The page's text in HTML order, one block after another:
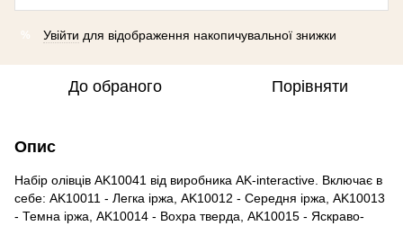
% Увійти для відображення накопичувальної знижки
До обраного Порівняти
Опис
Набір олівців AK10041 від виробника AK-interactive. Включає в
себе: AK10011 - Легка іржа, AK10012 - Середня іржа, AK10013
- Темна іржа, AK10014 - Вохра тверда, AK10015 - Яскраво-